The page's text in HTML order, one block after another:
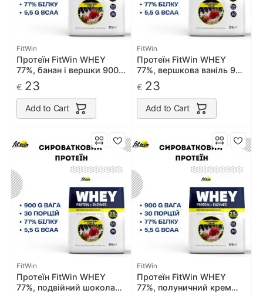
FitWin
Протеїн FitWin WHEY
77%, банан і вершки 900
грам
€ 23
Add to Cart
FitWin
Протеїн FitWin WHEY
77%, вершкова ваніль 900
грам
€ 23
Add to Cart
FitWin
Протеїн FitWin WHEY
77%, подвійний шоколад
FitWin
Протеїн FitWin WHEY
77%, полуничний крем